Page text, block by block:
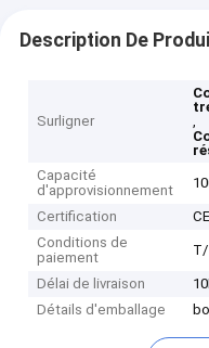
Description De
Surligner
,
Capacité
d'approvisionnement
Certification
Conditions de
paiement
T/
Délai de livraison
Détails d'emballage